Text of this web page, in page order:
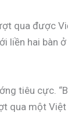
qua được
liền hai
tiêu cực.
qua một